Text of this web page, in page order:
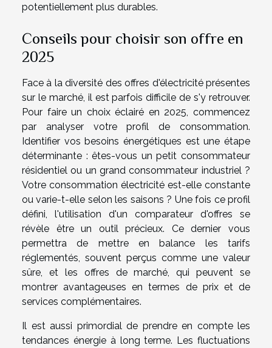
potentiellement plus durables.
Conseils pour choisir son offre en
2025
Face à la diversité des offres d'électricité présentes
sur le marché, il est parfois difficile de s'y retrouver.
Pour faire un choix éclairé en 2025, commencez
par analyser votre profil de consommation.
Identifier vos besoins énergétiques est une étape
déterminante : êtes-vous un petit consommateur
résidentiel ou un grand consommateur industriel ?
Votre consommation électricité est-elle constante
ou varie-t-elle selon les saisons ? Une fois ce profil
défini, l'utilisation d'un comparateur d'offres se
révèle être un outil précieux. Ce dernier vous
permettra de mettre en balance les tarifs
réglementés, souvent perçus comme une valeur
sûre, et les offres de marché, qui peuvent se
montrer avantageuses en termes de prix et de
services complémentaires.
Il est aussi primordial de prendre en compte les
tendances énergie à long terme. Les fluctuations